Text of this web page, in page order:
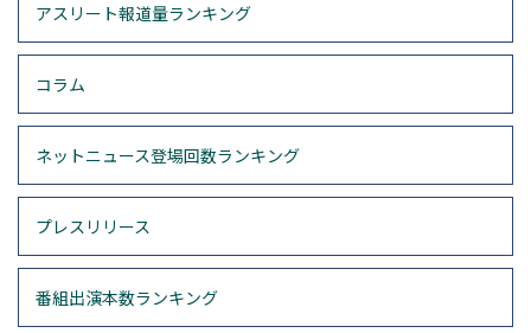
アスリート報道量ランキング
コラム
ネットニュース登場回数ランキング
プレスリリース
番組出演本数ランキング